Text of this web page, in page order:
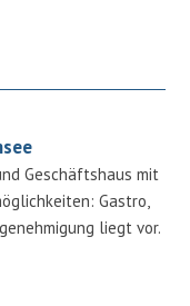
Geschäftshaus mit
Gastro,
liegt vor.